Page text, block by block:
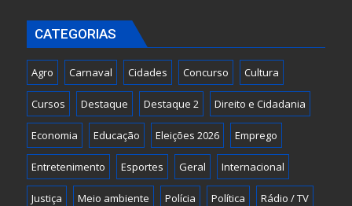
CATEGORIAS
Agro Carnaval Cidades Concurso Cultura
Cursos Destaque Destaque 2 Direito e Cidadania
Economia Educação Eleições 2026 Emprego
Entretenimento Esportes Geral Internacional
Justiça Meio ambiente Polícia Política Rádio / TV